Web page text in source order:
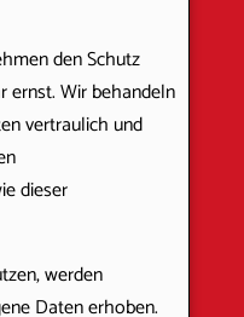
den Schutz
ernst. Wir behandeln
vertraulich und
dieser
werden
Daten erhoben.